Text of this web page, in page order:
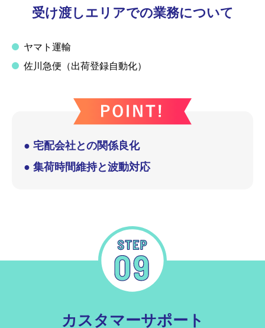
受け渡しエリアでの業務について
ヤマト運輸
佐川急便（出荷登録自動化）
● 宅配会社との関係良化
● 集荷時間維持と波動対応
カスタマーサポート